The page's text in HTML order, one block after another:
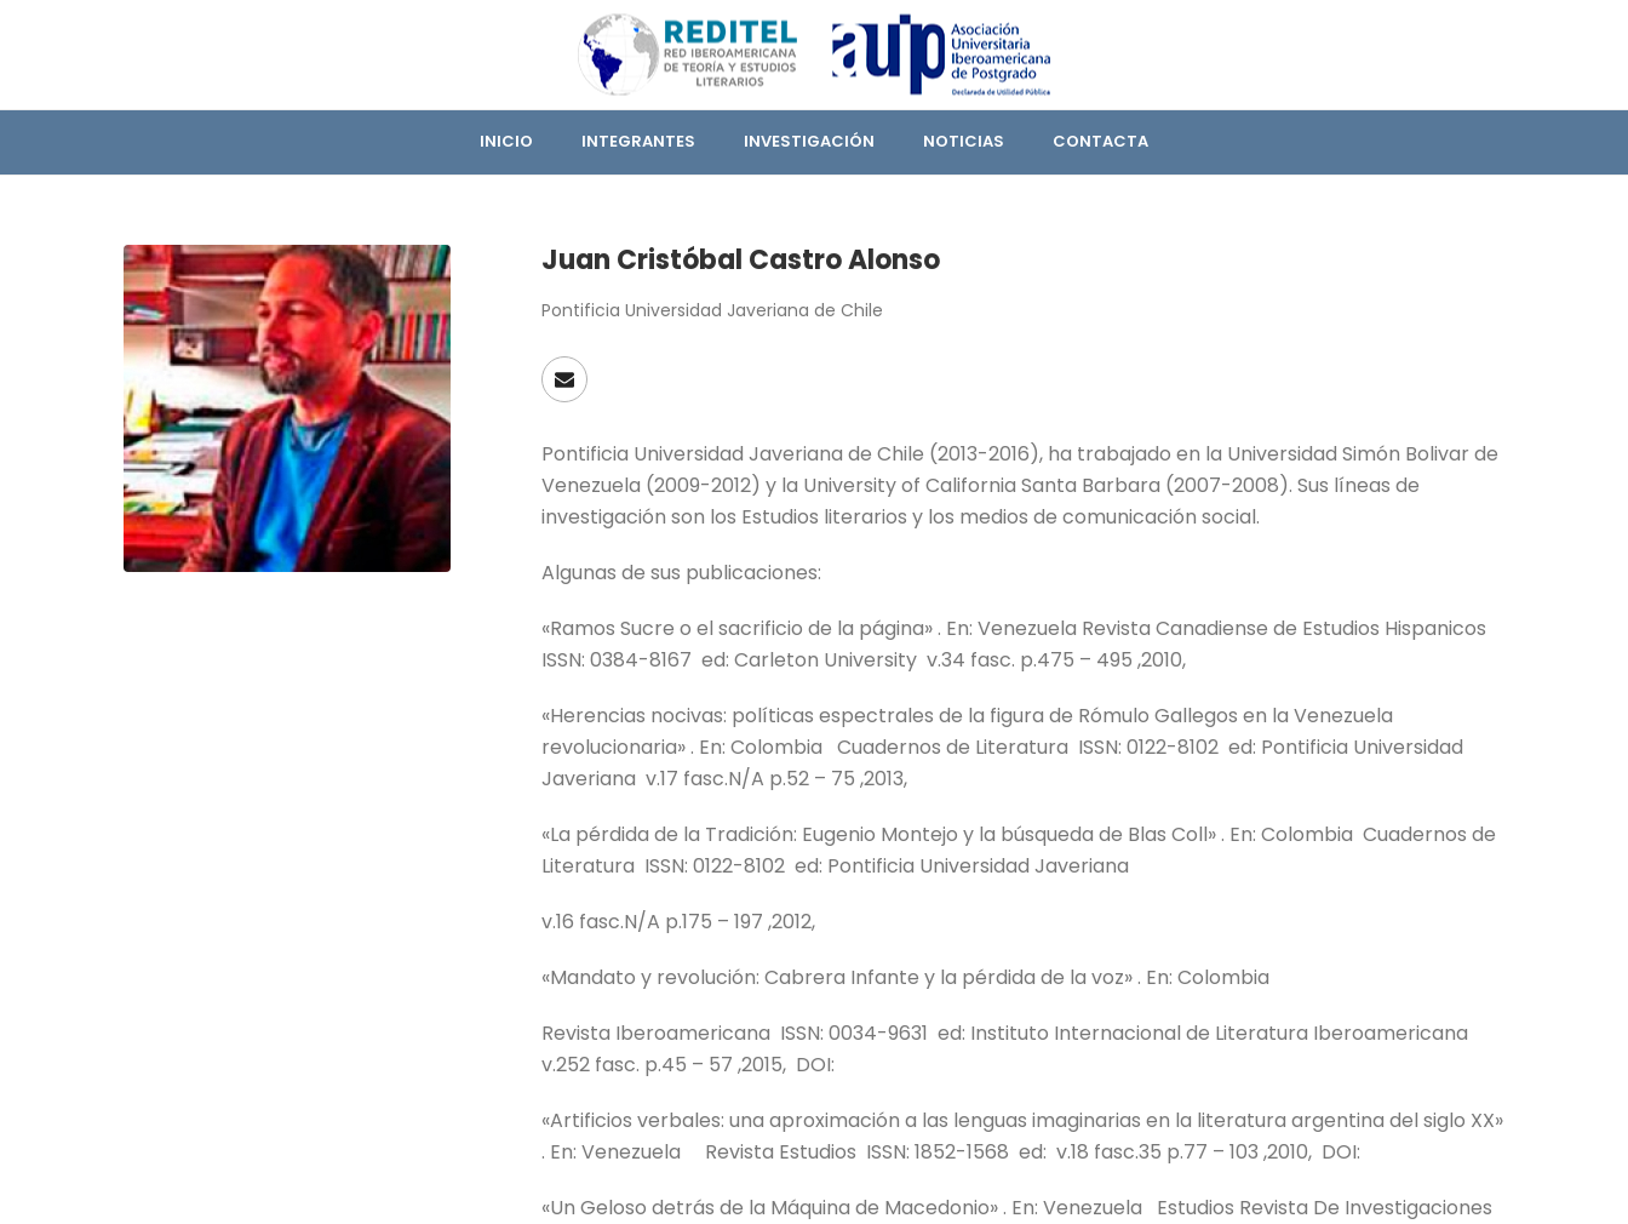
INICIO INTEGRANTES INVESTIGACIÓN NOTICIAS CONTACTA
Juan Cristóbal Castro Alonso
Pontificia Universidad Javeriana de Chile
Pontificia Universidad Javeriana de Chile (2013-2016), ha trabajado en la Universidad Simón Bolivar de
Venezuela (2009-2012) y la University of California Santa Barbara (2007-2008). Sus líneas de
investigación son los Estudios literarios y los medios de comunicación social.
Algunas de sus publicaciones:
«Ramos Sucre o el sacrificio de la página» . En: Venezuela Revista Canadiense de Estudios Hispanicos
ISSN: 0384-8167 ed: Carleton University v.34 fasc. p.475 – 495 ,2010,
«Herencias nocivas: políticas espectrales de la figura de Rómulo Gallegos en la Venezuela
revolucionaria» . En: Colombia Cuadernos de Literatura ISSN: 0122-8102 ed: Pontificia Universidad
Javeriana v.17 fasc.N/A p.52 – 75 ,2013,
«La pérdida de la Tradición: Eugenio Montejo y la búsqueda de Blas Coll» . En: Colombia Cuadernos de
Literatura ISSN: 0122-8102 ed: Pontificia Universidad Javeriana
v.16 fasc.N/A p.175 – 197 ,2012,
«Mandato y revolución: Cabrera Infante y la pérdida de la voz» . En: Colombia
Revista Iberoamericana ISSN: 0034-9631 ed: Instituto Internacional de Literatura Iberoamericana
v.252 fasc. p.45 – 57 ,2015, DOI:
«Artificios verbales: una aproximación a las lenguas imaginarias en la literatura argentina del siglo XX»
. En: Venezuela Revista Estudios ISSN: 1852-1568 ed: v.18 fasc.35 p.77 – 103 ,2010, DOI:
«Un Geloso detrás de la Máquina de Macedonio» . En: Venezuela Estudios Revista De Investigaciones